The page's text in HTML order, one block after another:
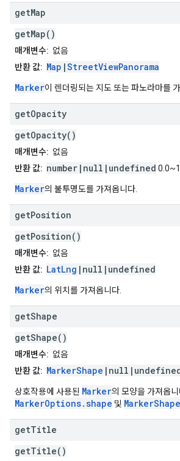
getMap
getMap()
매개변수: 없음
반환 값: Map |StreetViewPanorama
Marker이 렌더링되는 지도 또는 파노라마를
getOpacity
getOpacity()
매개변수: 없음
반환 값: number|null|undefined
Marker의 불투명도를 가져옵니다.
getPosition
getPosition()
매개변수: 없음
반환 값: LatLng |null|undefined
Marker의 위치를 가져옵니다.
getShape
getShape()
매개변수: 없음
반환 값: MarkerShape
상호작용에 사용된 Marker의 모양을 가져옵니
MarkerOptions.shape 및 MarkerShape
getTitle
getTitle()